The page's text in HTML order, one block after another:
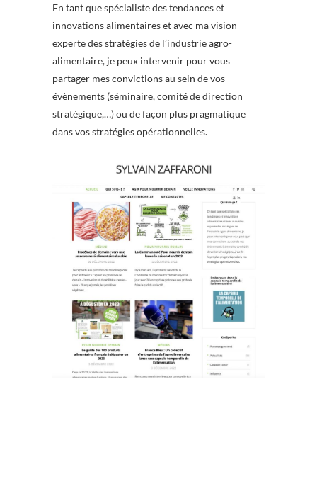
En tant que spécialiste des tendances et
innovations alimentaires et avec ma vision
experte des stratégies de l’industrie agro-
alimentaire, je peux intervenir pour vous
partager mes convictions au sein de vos
évènements (séminaire, comité de direction
stratégique,…) ou de façon plus pragmatique
dans vos stratégies opérationnelles.